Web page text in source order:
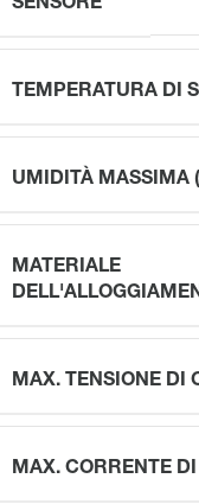
SENSORE
TEMPERATURA DI
UMIDITÀ MASSIMA
MATERIALE
MAX. TENSIONE DI
MAX. CORRENTE